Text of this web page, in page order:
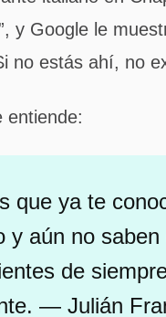
y Google le
no estás ahí, no
entiende:
que ya te
y aún no
de
— Julián